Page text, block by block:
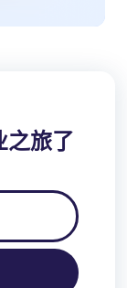
之旅了